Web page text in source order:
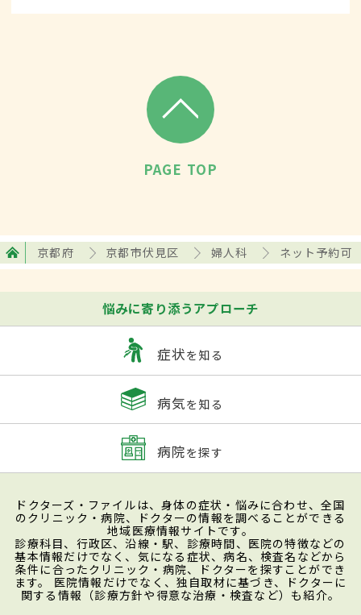
PAGE TOP
京都府 京都市伏見区 婦人科 ネット予約可
悩みに寄り添うアプローチ
症状を知る
病気を知る
病院を探す
ドクターズ・ファイルは、身体の症状・悩みに合わせ、全国
のクリニック・病院、ドクターの情報を調べることができる
地域医療情報サイトです。
診療科目、行政区、沿線・駅、診療時間、医院の特徴などの
基本情報だけでなく、気になる症状、病名、検査名などから
条件に合ったクリニック・病院、ドクターを探すことができ
ます。 医院情報だけでなく、独自取材に基づき、ドクターに
関する情報（診療方針や得意な治療・検査など）も紹介。